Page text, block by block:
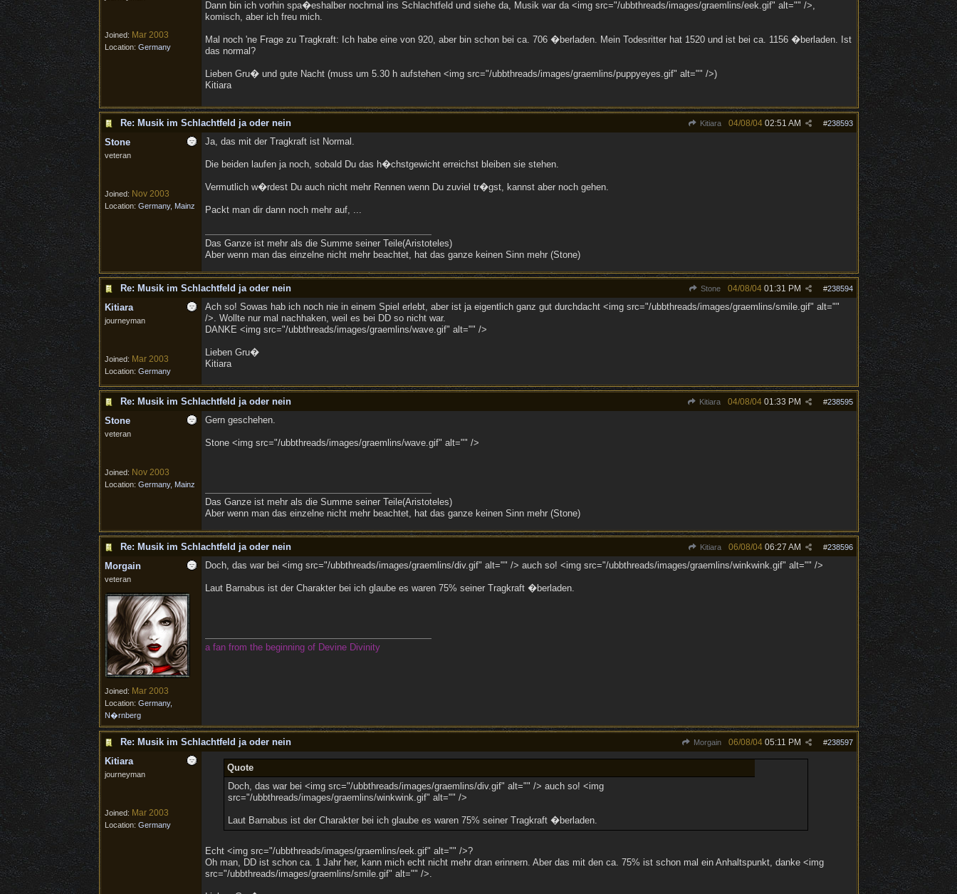
Joined: Mar 2003
Location: Germany
Dann bin ich vorhin spa�eshalber nochmal ins Schlachtfeld und siehe da, Musik war da <img src="/ubbthreads/images/graemlins/eek.gif" alt="" />,
komisch, aber ich freu mich.
Mal noch 'ne Frage zu Tragkraft: Ich habe eine von 920, aber bin schon bei ca. 706 �berladen. Mein Todesritter hat 1520 und ist bei ca. 1156 �berladen. Ist
das normal?
Lieben Gru� und gute Nacht (muss um 5.30 h aufstehen <img src="/ubbthreads/images/graemlins/puppyeyes.gif" alt="" />)
Kitiara
Re: Musik im Schlachtfeld ja oder nein Kitiara #238593
04/08/04 02:51 AM
Stone
veteran
Joined: Nov 2003
Location: Germany, Mainz
Ja, das mit der Tragkraft ist Normal.
Die beiden laufen ja noch, sobald Du das h�chstgewicht erreichst bleiben sie stehen.
Vermutlich w�rdest Du auch nicht mehr Rennen wenn Du zuviel tr�gst, kannst aber noch gehen.
Packt man dir dann noch mehr auf, ...
Das Ganze ist mehr als die Summe seiner Teile(Aristoteles)
Aber wenn man das einzelne nicht mehr beachtet, hat das ganze keinen Sinn mehr (Stone)
Re: Musik im Schlachtfeld ja oder nein Stone #238594
04/08/04 01:31 PM
Kitiara
journeyman
Joined: Mar 2003
Location: Germany
Ach so! Sowas hab ich noch nie in einem Spiel erlebt, aber ist ja eigentlich ganz gut durchdacht <img src="/ubbthreads/images/graemlins/smile.gif" alt=""
/>. Wollte nur mal nachhaken, weil es bei DD so nicht war.
DANKE <img src="/ubbthreads/images/graemlins/wave.gif" alt="" />
Lieben Gru�
Kitiara
Re: Musik im Schlachtfeld ja oder nein Kitiara #238595
04/08/04 01:33 PM
Stone
veteran
Joined: Nov 2003
Location: Germany, Mainz
Gern geschehen.
Stone <img src="/ubbthreads/images/graemlins/wave.gif" alt="" />
Das Ganze ist mehr als die Summe seiner Teile(Aristoteles)
Aber wenn man das einzelne nicht mehr beachtet, hat das ganze keinen Sinn mehr (Stone)
Re: Musik im Schlachtfeld ja oder nein Kitiara #238596
06/08/04 06:27 AM
Morgain
veteran
Joined: Mar 2003
Location: Germany,
N�rnberg
Doch, das war bei <img src="/ubbthreads/images/graemlins/div.gif" alt="" /> auch so! <img src="/ubbthreads/images/graemlins/winkwink.gif" alt="" />
Laut Barnabus ist der Charakter bei ich glaube es waren 75% seiner Tragkraft �berladen.
a fan from the beginning of Devine Divinity
Re: Musik im Schlachtfeld ja oder nein Morgain #238597
06/08/04 05:11 PM
Kitiara
journeyman
Joined: Mar 2003
Location: Germany
Quote
Doch, das war bei <img src="/ubbthreads/images/graemlins/div.gif" alt="" /> auch so! <img
src="/ubbthreads/images/graemlins/winkwink.gif" alt="" />
Laut Barnabus ist der Charakter bei ich glaube es waren 75% seiner Tragkraft �berladen.
Echt <img src="/ubbthreads/images/graemlins/eek.gif" alt="" />?
Oh man, DD ist schon ca. 1 Jahr her, kann mich echt nicht mehr dran erinnern. Aber das mit den ca. 75% ist schon mal ein Anhaltspunkt, danke <img
src="/ubbthreads/images/graemlins/smile.gif" alt="" />.